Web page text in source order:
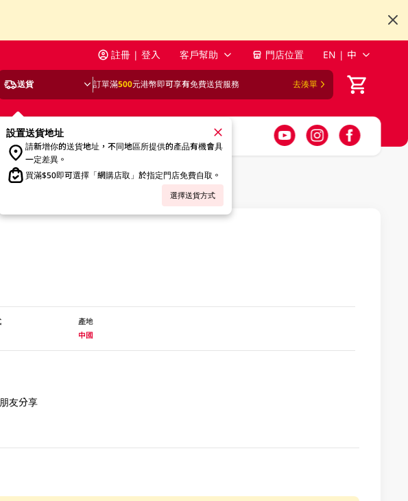
註冊 | 登入 客戶幫助 門店位置 EN | 中
送貨 訂單滿500元港幣即可享有免費送貨服務 去湊單
設置送貨地址
請新增你的送貨地址，不同地區所提供的產品有機會具
一定差異。
買滿$50即可選擇「網購店取」於指定門店免費自取。
選擇送貨方式
產地
中國
友分享